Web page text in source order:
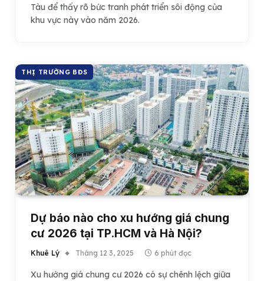
Tàu để thấy rõ bức tranh phát triển sôi động của
khu vực này vào năm 2026.
THỊ TRƯỜNG BĐS
Dự báo nào cho xu hướng giá chung
cư 2026 tại TP.HCM và Hà Nội?
Khuê Lý Tháng 12 3, 2025 6 phút đọc
Xu hướng giá chung cư 2026 có sự chênh lệch giữa